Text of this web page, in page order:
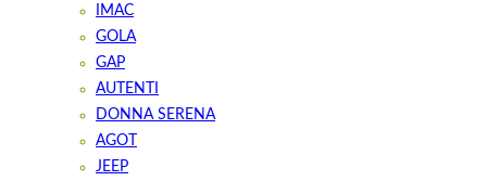
IMAC
GOLA
GAP
AUTENTI
DONNA SERENA
AGOT
JEEP